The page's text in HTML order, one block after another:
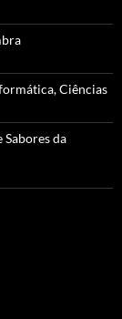
Ciências
Sabores da